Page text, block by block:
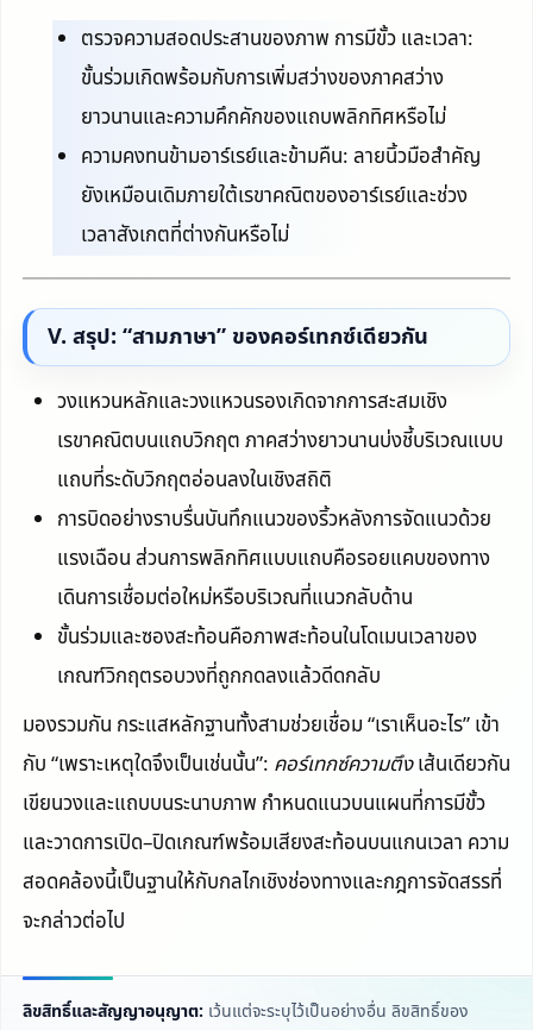
ตรวจความสอดประสานของภาพ การมีขั้ว และเวลา:
ขั้นร่วมเกิดพร้อมกับการเพิ่มสว่างของภาคสว่าง
ยาวนานและความคึกคักของแถบพลิกทิศหรือไม่
ความคงทนข้ามอาร์เรย์และข้ามคืน: ลายนิ้วมือสำคัญ
ยังเหมือนเดิมภายใต้เรขาคณิตของอาร์เรย์และช่วง
เวลาสังเกตที่ต่างกันหรือไม่
V. สรุป: “สามภาษา” ของคอร์เทกซ์เดียวกัน
วงแหวนหลักและวงแหวนรองเกิดจากการสะสมเชิง
เรขาคณิตบนแถบวิกฤต ภาคสว่างยาวนานบ่งชี้บริเวณแบบ
แถบที่ระดับวิกฤตอ่อนลงในเชิงสถิติ
การบิดอย่างราบรื่นบันทึกแนวของริ้วหลังการจัดแนวด้วย
แรงเฉือน ส่วนการพลิกทิศแบบแถบคือรอยแคบของทาง
เดินการเชื่อมต่อใหม่หรือบริเวณที่แนวกลับด้าน
ขั้นร่วมและซองสะท้อนคือภาพสะท้อนในโดเมนเวลาของ
เกณฑ์วิกฤตรอบวงที่ถูกกดลงแล้วดีดกลับ
มองรวมกัน กระแสหลักฐานทั้งสามช่วยเชื่อม “เราเห็นอะไร” เข้า
กับ “เพราะเหตุใดจึงเป็นเช่นนั้น”: คอร์เทกซ์ความตึงเส้นเดียวกัน
เขียนวงและแถบบนระนาบภาพ กำหนดแนวบนแผนที่การมีขั้ว
และวาดการเปิด–ปิดเกณฑ์พร้อมเสียงสะท้อนบนแกนเวลา ความ
สอดคล้องนี้เป็นฐานให้กับกลไกเชิงช่องทางและกฎการจัดสรรที่
จะกล่าวต่อไป
ลิขสิทธิ์และสัญญาอนุญาต: เว้นแต่จะระบุไว้เป็นอย่างอื่น ลิขสิทธิ์ของ